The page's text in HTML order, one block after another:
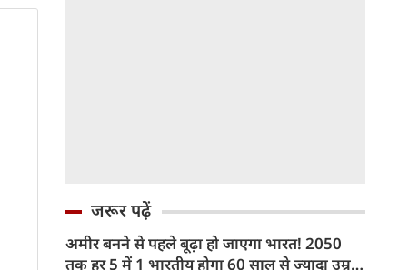
जरूर पढ़ें
अमीर बनने से पहले बूढ़ा हो जाएगा भारत! 2050
तक हर 5 में 1 भारतीय होगा 60 साल से ज्यादा उम्र